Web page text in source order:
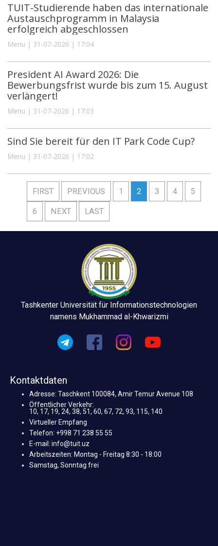
TUIT-Studierende haben das internationale
Austauschprogramm in Malaysia
erfolgreich abgeschlossen
Menu | 31-07-2026 | 17:04
President AI Award 2026: Die
Bewerbungsfrist wurde bis zum 15. August
verlängert!
Menu | 31-07-2026 | 17:03
Sind Sie bereit für den IT Park Code Cup?
Menu | 31-07-2026 | 17:02
FIRST PREVIOUS 1 2 3 4 5
6 NEXT LAST
Tashkenter Universität für Informationstechnologien
namens Mukhammad al-Khwarizmi
Kontaktdaten
Adresse: Taschkent 100084, Amir Temur Avenue 108
Öffentlicher Verkehr:
10, 17, 19, 24, 38, 51, 60, 67, 72, 93, 115, 140
Virtueller Empfang
Telefon: +998 71 238 55 55
E-mail: info@tuit.uz
Arbeitszeiten: Montag - Freitag 8:30 - 18:00
Samstag, Sonntag frei